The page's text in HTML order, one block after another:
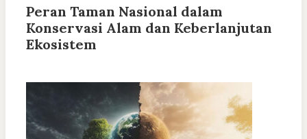
Peran Taman Nasional dalam
Konservasi Alam dan Keberlanjutan
Ekosistem